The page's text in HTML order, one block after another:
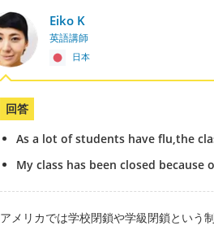
Eiko K
英語講師
日本
回答
As a lot of students have flu,the
My class has been closed because
アメリカでは学校閉鎖や学級閉鎖という